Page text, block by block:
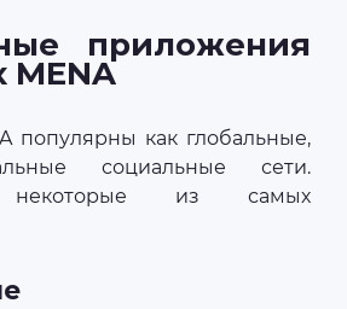
приложения
MENA
популярны как глобальные,
социальные сети.
некоторые из самых